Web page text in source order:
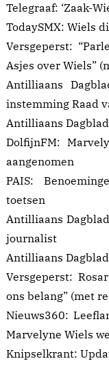
Telegraaf: ‘Zaak-
TodaySMX: Wiels
Versgeperst:
Asjes over Wiels”
Antilliaans
instemming Raad
Antilliaans
DolfijnFM:
aangenomen
PAIS:
toetsen
Antilliaans
journalist
Antilliaans
Versgeperst:
ons belang” (met
Nieuws360:
Marvelyne Wiels
Knipselkrant: